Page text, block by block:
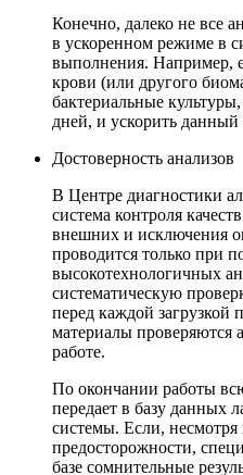
Конечно, далеко не все
в ускоренном режиме в
выполнения. Например,
крови (или другого
бактериальные культуры,
дней, и ускорить
Достоверность анализов
В Центре диагностики
система контроля
внешних и исключения
проводится только при
высокотехнологичных
систематическую
перед каждой загрузкой
материалы проверяются
работе.
По окончании работы
передает в базу данных
системы. Если, несмотря
предосторожности,
базе сомнительные